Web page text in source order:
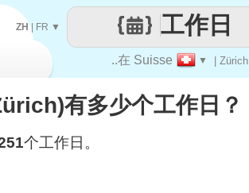
..在 Suisse ▼ | Zürich
工作日
ZH | FR ▼
有多少个工作日？
个工作日。